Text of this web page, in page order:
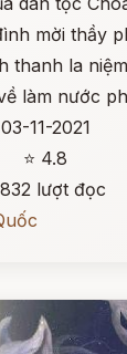
mời thầy
thanh la
làm nước
03-11-2021
⭐ 4.8
lượt đọc